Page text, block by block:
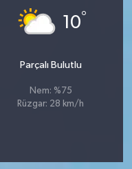
10°
Parçalı Bulutlu
Nem: %75
Rüzgar: 28 km/h